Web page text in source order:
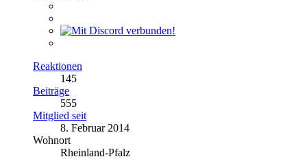
Reaktionen
145
Beiträge
555
Mitglied seit
8. Februar 2014
Wohnort
Rheinland-Pfalz